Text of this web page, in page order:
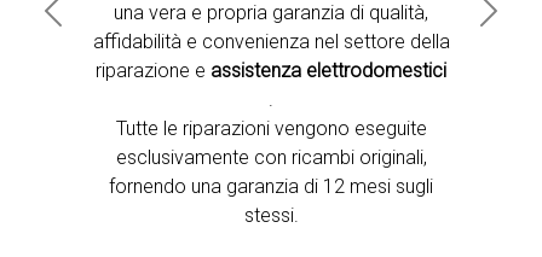
una vera e propria garanzia di qualità,
affidabilità e convenienza nel settore della
riparazione e assistenza elettrodomestici
.
Tutte le riparazioni vengono eseguite
esclusivamente con ricambi originali,
fornendo una garanzia di 12 mesi sugli
stessi.
Previous Next